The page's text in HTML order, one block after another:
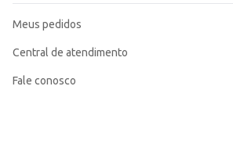
Meus pedidos
Central de atendimento
Fale conosco